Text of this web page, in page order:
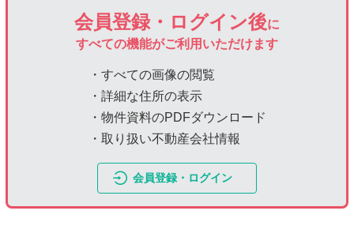
会員登録・ログイン後に
すべての機能がご利用いただけます
・すべての画像の閲覧
・詳細な住所の表示
・物件資料のPDFダウンロード
・取り扱い不動産会社情報
会員登録・ログイン